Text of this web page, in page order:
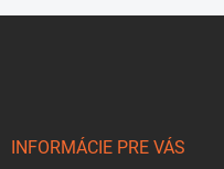
INFORMÁCIE PRE VÁS